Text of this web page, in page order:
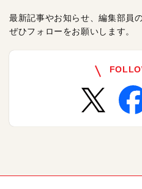
最新記事やお知らせ、編集部員
ぜひフォローをお願いします。